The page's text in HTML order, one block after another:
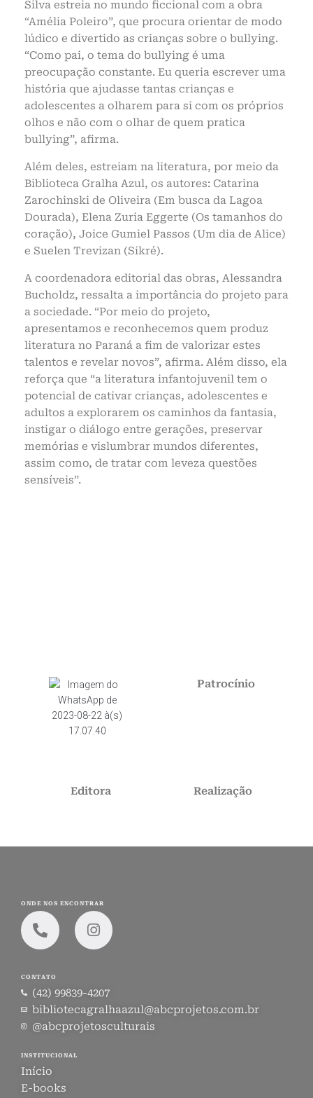
Silva estreia no mundo ficcional com a obra
“Amélia Poleiro”, que procura orientar de modo
lúdico e divertido as crianças sobre o bullying.
“Como pai, o tema do bullying é uma
preocupação constante. Eu queria escrever uma
história que ajudasse tantas crianças e
adolescentes a olharem para si com os próprios
olhos e não com o olhar de quem pratica
bullying”, afirma.
Além deles, estreiam na literatura, por meio da
Biblioteca Gralha Azul, os autores: Catarina
Zarochinski de Oliveira (Em busca da Lagoa
Dourada), Elena Zuria Eggerte (Os tamanhos do
coração), Joice Gumiel Passos (Um dia de Alice)
e Suelen Trevizan (Sikré).
A coordenadora editorial das obras, Alessandra
Bucholdz, ressalta a importância do projeto para
a sociedade. “Por meio do projeto,
apresentamos e reconhecemos quem produz
literatura no Paraná a fim de valorizar estes
talentos e revelar novos”, afirma. Além disso, ela
reforça que “a literatura infantojuvenil tem o
potencial de cativar crianças, adolescentes e
adultos a explorarem os caminhos da fantasia,
instigar o diálogo entre gerações, preservar
memórias e vislumbrar mundos diferentes,
assim como, de tratar com leveza questões
sensíveis”.
Patrocínio
Editora Realização
ONDE NOS ENCONTRAR
CONTATO
(42) 99839-4207
bibliotecagralhaazul@abcprojetos.com.br
@abcprojetosculturais
INSTITUCIONAL
Início
E-books